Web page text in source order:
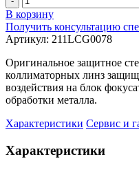
В корзину
Получить консультацию
Артикул: 211LCG0078
Оригинальное защитное
коллиматорных линз
воздействия на блок
обработки металла.
Характеристики Сервис и
Характеристики